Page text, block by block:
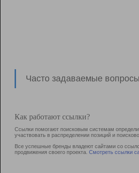
Часто задаваемые
Как работают ссылки?
Ссылки помогают поисковым системам
участвовать в раcпределении позиций и
Все успешные бренды владеют сайтами со
продвижения своего проекта. Смотреть ссылки